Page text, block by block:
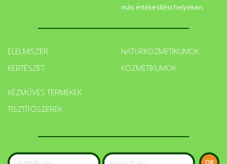
más értékesítési helyeken.
ÉLELMISZER
KERTÉSZET
NATÚRKOZMETIKUMOK
KOZMETIKUMOK
KÉZMŰVES TERMÉKEK
TISZTÍTÓSZEREK